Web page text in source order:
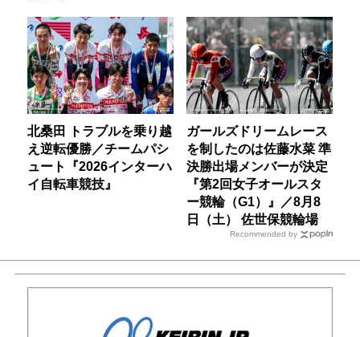
北桑田 トラブルを乗り越
え逆転優勝／チームパシ
ュート『2026インターハ
イ自転車競技』
ガールズドリームレース
を制したのは佐藤水菜 準
決勝出場メンバーが決定
『第2回女子オールスタ
ー競輪（G1）』／8月8
日（土） 佐世保競輪場
Recommended by